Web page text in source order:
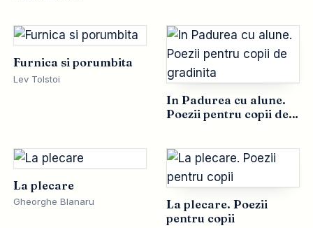
Furnica si porumbita
Lev Tolstoi
In Padurea cu alune.
Poezii pentru copii de
La plecare
Gheorghe Blanaru
La plecare. Poezii
pentru copii